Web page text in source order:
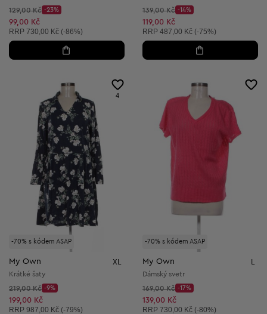
Původní cena:
129,00 Kč
Discount Price:
-23%
Snížená cena:
99,00 Kč
Doporučená cena:
RRP 730,00 Kč (-86%)
Původní cena:
139,00 Kč
Discount Price:
-14%
Snížená cena:
119,00 Kč
Doporučená cena:
RRP 487,00 Kč (-75%)
-70% s kódem ASAP
4
My Own XL
Krátké šaty
Původní cena:
219,00 Kč
Discount Price:
-9%
Snížená cena:
199,00 Kč
Doporučená cena:
RRP 987,00 Kč (-79%)
-70% s kódem ASAP
My Own L
Dámský svetr
Původní cena:
169,00 Kč
Discount Price:
-17%
Snížená cena:
139,00 Kč
Doporučená cena:
RRP 730,00 Kč (-80%)